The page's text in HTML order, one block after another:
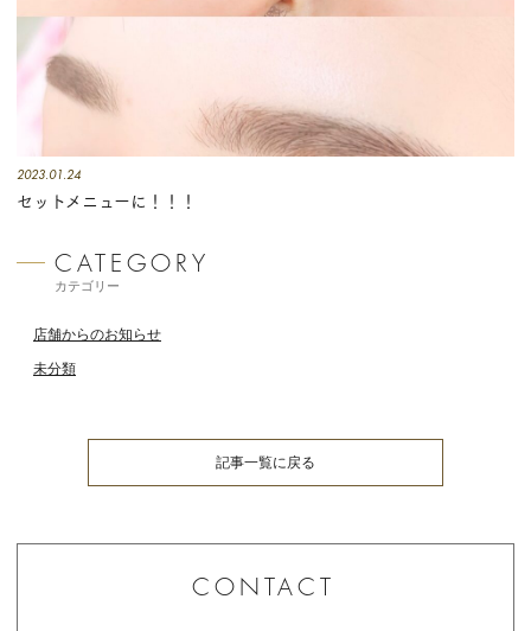
2023.01.24
セットメニューに！！！
カテゴリー
店舗からのお知らせ
未分類
記事一覧に戻る